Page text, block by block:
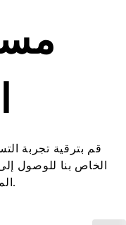
قم بترقية تجربة
المخصصة لك فقط.